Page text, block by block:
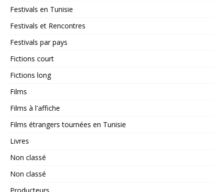
Festivals en Tunisie
Festivals et Rencontres
Festivals par pays
Fictions court
Fictions long
Films
Films à l'affiche
Films étrangers tournées en Tunisie
Livres
Non classé
Non classé
Producteurs